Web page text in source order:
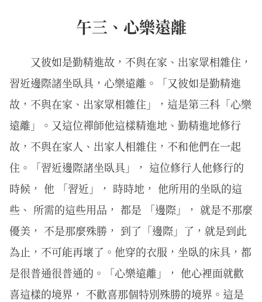
午三、心樂遠離
又彼如是勤精進故，不與在家、出家眾相雜住，
習近邊際諸坐臥具，心樂遠離。「又彼如是勤精進
故，不與在家、出家眾相雜住」，這是第三科「心樂
遠離」。又這位禪師他這樣精進地、勤精進地修行
故，不與在家人、出家人相雜住，不和他們在一起
住。「習近邊際諸坐臥具」， 這位修行人他修行的
時候， 他 「習近」， 時時地， 他所用的坐臥的這
些、 所需的這些用品， 都是 「邊際」， 就是不那麼
優美， 不是那麼殊勝， 到了「邊際」了，就是到此
為止，不可能再壞了。他穿的衣服，坐臥的床具，都
是很普通很普通的。「心樂遠離」， 他心裡面就歡
喜這樣的境界， 不歡喜那個特別殊勝的境界。這是